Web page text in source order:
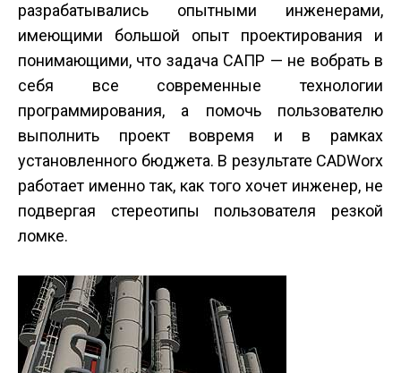
разрабатывались опытными инженерами,
имеющими большой опыт проектирования и
понимающими, что задача САПР — не вобрать в
себя все современные технологии
программирования, а помочь пользователю
выполнить проект вовремя и в рамках
установленного бюджета. В результате CADWorx
работает именно так, как того хочет инженер, не
подвергая стереотипы пользователя резкой
ломке.